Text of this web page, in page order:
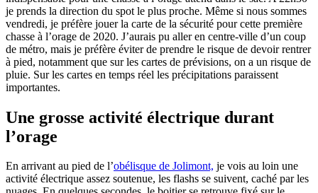
je prends la direction du spot le plus proche. Même si nous sommes
vendredi, je préfère jouer la carte de la sécurité pour cette première
chasse à l’orage de 2020. J’aurais pu aller en centre-ville d’un coup
de métro, mais je préfère éviter de prendre le risque de devoir rentrer
à pied, notamment que sur les cartes de prévisions, on a un risque de
pluie. Sur les cartes en temps réel les précipitations paraissent
importantes.
Une grosse activité électrique durant
l’orage
En arrivant au pied de l’obélisque de Jolimont, je vois au loin une
activité électrique assez soutenue, les flashs se suivent, caché par les